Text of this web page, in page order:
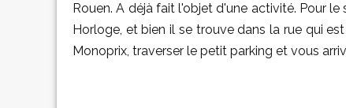
Rouen. A déjà fait l'objet d'une activité. Pour
Horloge, et bien il se trouve dans la rue qui
Monoprix, traverser le petit parking et vous